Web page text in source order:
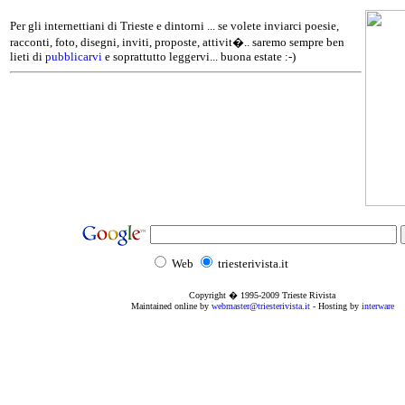
Per gli internettiani di Trieste e dintorni ... se volete inviarci poesie,
racconti, foto, disegni, inviti, proposte, attivit�.. saremo sempre ben
lieti di pubblicarvi e soprattutto leggervi... buona estate :-)
Web triesterivista.it
Copyright � 1995-2009 Trieste Rivista
Maintained online by webmaster@triesterivista.it- Hosting by interware